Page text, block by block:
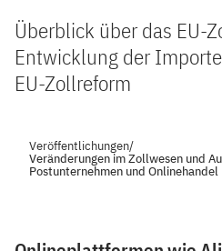
Überblick über das EU-
Entwicklung der
EU-Zollreform
Veröffentlichungen/
Veränderungen im Zollwesen und
Postunternehmen und